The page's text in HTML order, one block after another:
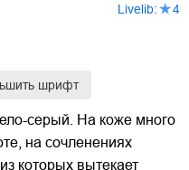
Livelib: 4
шрифт
серый. На коже много
на сочленениях
которых вытекает